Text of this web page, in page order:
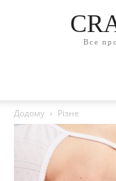
Все
Додому Різне